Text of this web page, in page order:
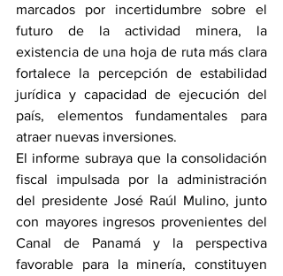
marcados por incertidumbre sobre el
futuro de la actividad minera, la
existencia de una hoja de ruta más clara
fortalece la percepción de estabilidad
jurídica y capacidad de ejecución del
país, elementos fundamentales para
atraer nuevas inversiones.
El informe subraya que la consolidación
fiscal impulsada por la administración
del presidente José Raúl Mulino, junto
con mayores ingresos provenientes del
Canal de Panamá y la perspectiva
favorable para la minería, constituyen